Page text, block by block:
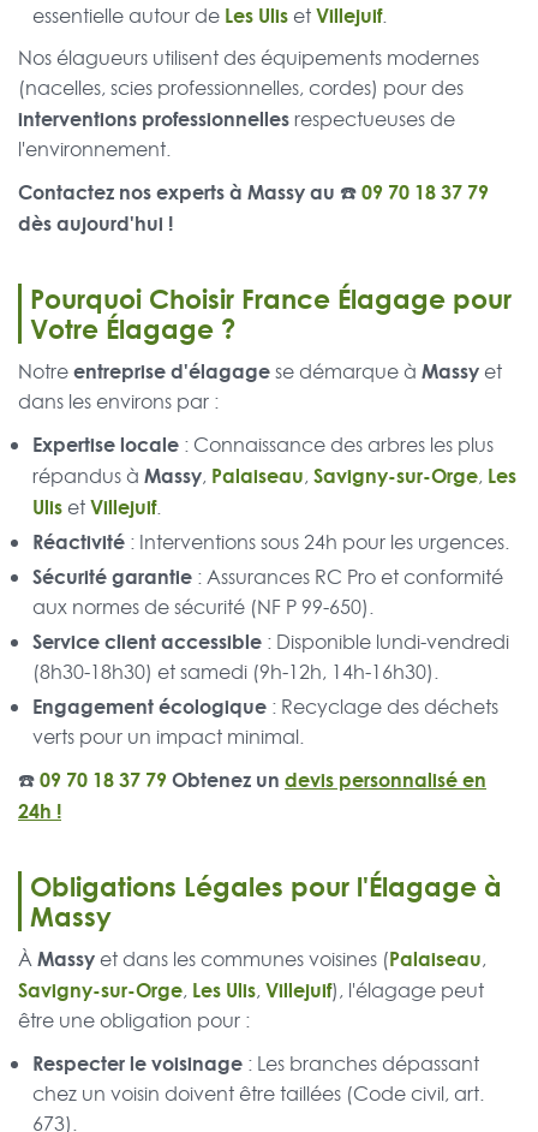
essentielle autour de Les Ulis etVillejuif.
Nos élagueurs utilisent des équipements modernes
(nacelles, scies professionnelles, cordes) pour des
interventions professionnellesrespectueuses de
l'environnement.
Contactez nos experts à Massy au ☎️09 70 18 37 79
dès aujourd'hui !
Pourquoi Choisir France Élagage pour
Votre Élagage ?
Notreentreprise d'élagagese démarque à Massy et
dans les environs par :
Expertise locale : Connaissance des arbres les plus
répandus à Massy, Palaiseau, Savigny-sur-Orge, Les
Ulis etVillejuif.
Réactivité : Interventions sous 24h pour les urgences.
Sécurité garantie : Assurances RC Pro et conformité
aux normes de sécurité (NF P 99-650).
Service client accessible : Disponible lundi-vendredi
(8h30-18h30) et samedi (9h-12h, 14h-16h30).
Engagement écologique : Recyclage des déchets
verts pour un impact minimal.
☎️09 70 18 37 79Obtenez un devis personnalisé en
24h !
Obligations Légales pour l'Élagage à
Massy
ÀMassy et dans les communes voisines (Palaiseau,
Savigny-sur-Orge, Les Ulis, Villejuif), l'élagage peut
être une obligation pour :
Respecter le voisinage : Les branches dépassant
chez un voisin doivent être taillées (Code civil, art.
673).